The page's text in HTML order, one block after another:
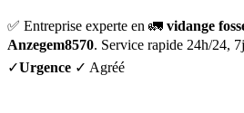
✅ Entreprise experte en 🚛 vidange
Anzegem8570. Service rapide 24h/24,
✓Urgence ✓ Agréé